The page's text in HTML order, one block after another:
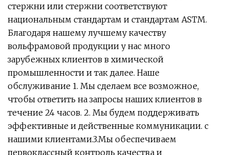
стержни или стержни соответствуют
национальным стандартам и стандартам ASTM.
Благодаря нашему лучшему качеству
вольфрамовой продукции у нас много
зарубежных клиентов в химической
промышленности и так далее. Наше
обслуживание 1. Мы сделаем все возможное,
чтобы ответить на запросы наших клиентов в
течение 24 часов. 2. Мы будем поддерживать
эффективные и действенные коммуникации. с
нашими клиентами.3.Мы обеспечиваем
первоклассный контроль качества и